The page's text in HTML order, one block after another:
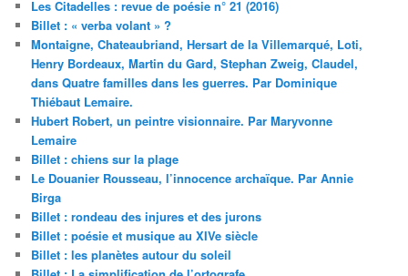
Les Citadelles : revue de poésie n° 21 (2016)
Billet : « verba volant » ?
Montaigne, Chateaubriand, Hersart de la Villemarqué, Loti,
Henry Bordeaux, Martin du Gard, Stephan Zweig, Claudel,
dans Quatre familles dans les guerres. Par Dominique
Thiébaut Lemaire.
Hubert Robert, un peintre visionnaire. Par Maryvonne
Lemaire
Billet : chiens sur la plage
Le Douanier Rousseau, l’innocence archaïque. Par Annie
Birga
Billet : rondeau des injures et des jurons
Billet : poésie et musique au XIVe siècle
Billet : les planètes autour du soleil